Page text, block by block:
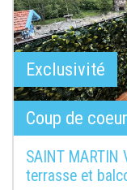
Exclusivité
Coup de coeur
SAINT MARTIN
terrasse et